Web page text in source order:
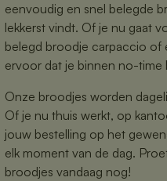
eenvoudig en snel belegde
lekkerst vindt. Of je nu gaat
belegd broodje carpaccio of
ervoor dat je binnen no-time
Onze broodjes worden
Of je nu thuis werkt, op
jouw bestelling op het
elk moment van de dag.
broodjes vandaag nog!